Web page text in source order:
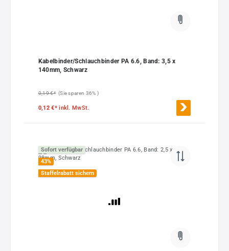
Kabelbinder/Schlauchbinder PA 6.6, Band: 3,5 x
140mm, Schwarz
0,19 €* (Sie sparen 36% )
0,12 €*inkl. MwSt.
Sofort verfügbar
43%
Staffelrabatt sichern